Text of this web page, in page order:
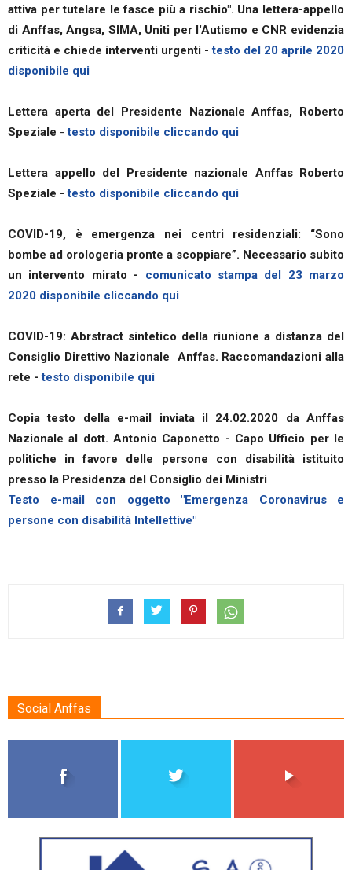
attiva per tutelare le fasce più a rischio". Una lettera-appello
di Anffas, Angsa, SIMA, Uniti per l'Autismo e CNR evidenzia
criticità e chiede interventi urgenti -testo del 20 aprile 2020
disponibile qui
Lettera aperta del Presidente Nazionale Anffas, Roberto
Speziale -testo disponibile cliccando qui
Lettera appello del Presidente nazionale Anffas Roberto
Speziale -testo disponibile cliccando qui
COVID-19, è emergenza nei centri residenziali: “Sono
bombe ad orologeria pronte a scoppiare”. Necessario subito
un intervento mirato - comunicato stampa del 23 marzo
2020 disponibile cliccando qui
COVID-19: Abrstract sintetico della riunione a distanza del
Consiglio Direttivo Nazionale Anffas. Raccomandazioni alla
rete -testo disponibile qui
Copia testo della e-mail inviata il 24.02.2020 da Anffas
Nazionale al dott. Antonio Caponetto - Capo Ufficio per le
politiche in favore delle persone con disabilità istituito
presso la Presidenza del Consiglio dei Ministri
Testo e-mail con oggetto "Emergenza Coronavirus e
persone con disabilità Intellettive"
Social Anffas